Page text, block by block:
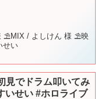
⛱MIX / よしけん 様 ⛱映
せい
見でドラム叩いてみ
いせい #ホロライブ